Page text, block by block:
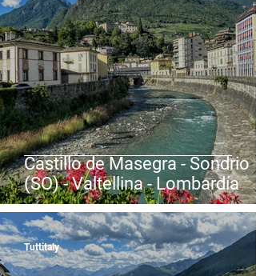
Castillo de Masegra - Sondrio
(SO) - Valtellina - Lombardía
Tuttitaly